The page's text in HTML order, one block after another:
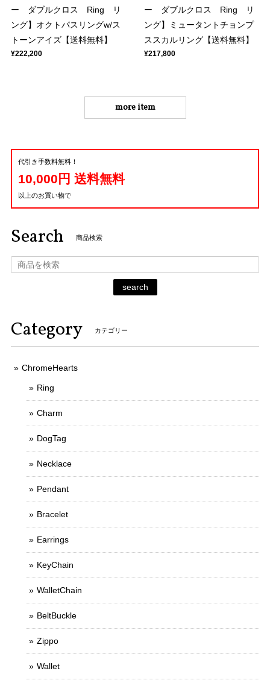
ー ダブルクロス Ring リ
ング】オクトパスリングw/ス
トーンアイズ【送料無料】
¥222,200
ー ダブルクロス Ring リ
ング】ミュータントチョンプ
ススカルリング【送料無料】
¥217,800
more item
代引き手数料無料！
10,000円 送料無料
以上のお買い物で
Search 商品検索
search
Category カテゴリー
ChromeHearts
Ring
Charm
DogTag
Necklace
Pendant
Bracelet
Earrings
KeyChain
WalletChain
BeltBuckle
Zippo
Wallet